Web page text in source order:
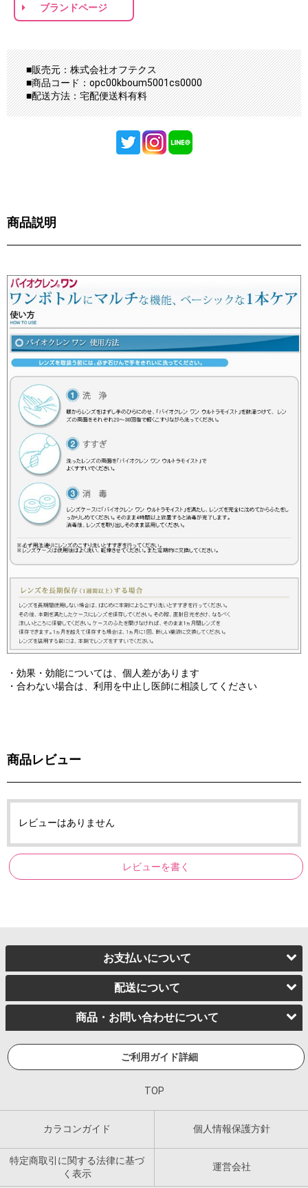
ブランドページ
■販売元：株式会社オフテクス
■商品コード：opc00kboum5001cs0000
■配送方法：宅配便送料有料
商品説明
・効果・効能については、個人差があります
・合わない場合は、利用を中止し医師に相談してください
商品レビュー
レビューはありません
レビューを書く
お支払いについて
配送について
商品・お問い合わせについて
ご利用ガイド詳細
TOP
カラコンガイド 個人情報保護方針
特定商取引に関する法律に基づ
く表示
運営会社